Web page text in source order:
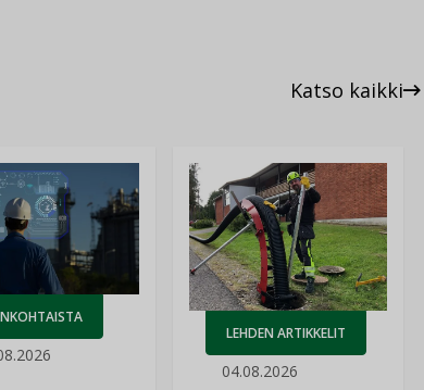
Katso kaikki
LEHDEN ARTIKKELIT
04.08.2026